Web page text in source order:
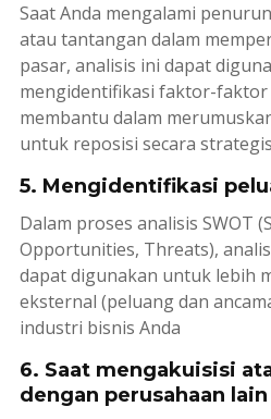
Saat Anda mengalami
atau tantangan dalam
pasar, analisis ini dapat
mengidentifikasi faktor-faktor
membantu dalam
untuk reposisi secara
5. Mengidentifikasi
Dalam proses analisis SWOT (
Opportunities, Threats),
dapat digunakan untuk lebih
eksternal (peluang dan
industri bisnis Anda
6. Saat mengakuisisi
dengan perusahaan lain